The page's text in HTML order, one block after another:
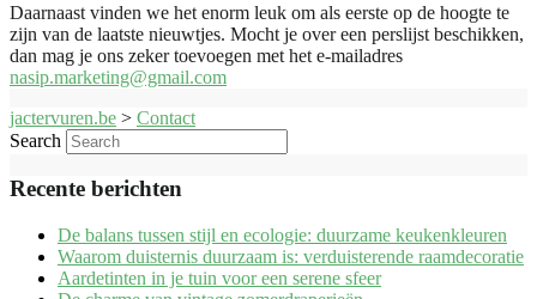
Daarnaast vinden we het enorm leuk om als eerste op de hoogte te
zijn van de laatste nieuwtjes. Mocht je over een perslijst beschikken,
dan mag je ons zeker toevoegen met het e-mailadres
nasip.marketing@gmail.com
jactervuren.be > Contact
Search
Recente berichten
De balans tussen stijl en ecologie: duurzame keukenkleuren
Waarom duisternis duurzaam is: verduisterende raamdecoratie
Aardetinten in je tuin voor een serene sfeer